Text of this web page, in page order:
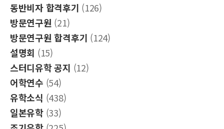
동반비자 합격후기 (126)
방문연구원 (21)
방문연구원 합격후기 (124)
설명회 (15)
스터디유학 공지 (12)
어학연수 (54)
유학소식 (438)
일본유학(33)